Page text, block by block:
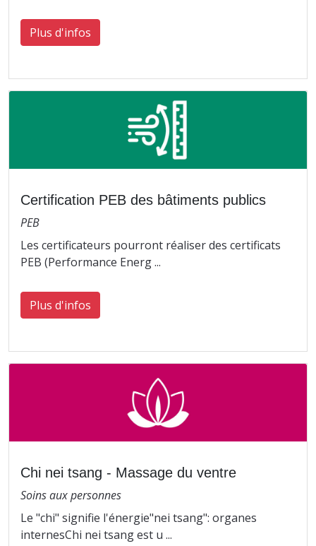
Plus d'infos
Certification PEB des bâtiments publics
PEB
Les certificateurs pourront réaliser des certificats
PEB (Performance Energ ...
Plus d'infos
Chi nei tsang - Massage du ventre
Soins aux personnes
Le "chi" signifie l'énergie"nei tsang": organes
internesChi nei tsang est u ...